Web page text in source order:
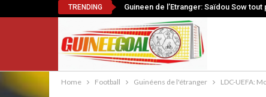
TRENDING Guineen de l’Etranger: Saïdou Sow
Home Football Guinéens de l'étranger LDC-UEFA: